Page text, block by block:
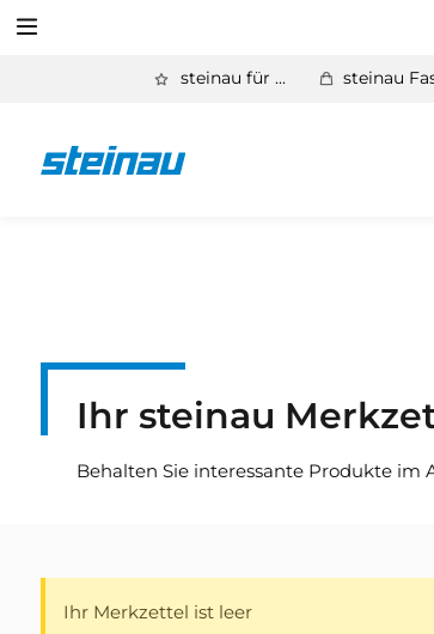
Service
steinau für ... steinau
Ihr steinau
Behalten Sie interessante Produkte im
Ihr Merkzettel ist leer